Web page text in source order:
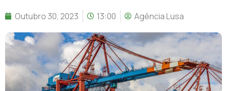
Outubro 30, 2023 13:00 Agência Lusa